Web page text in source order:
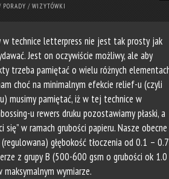
PORADY / WIZYTÓWKI
w technice letterpress nie jest tak prosty jak
Jest on oczywiście możliwy, ale aby
trzeba pamiętać o wielu różnych
choć na minimalnym efekcie relief-u (czyli
musimy pamiętać, iż w tej technice w
u rewers druku pozostawiamy płaski, a
się” w ramach grubości papieru. Nasze obecne
głębokość tłoczenia od 0.1 – 0.7
z grupy B (500-600 gsm o grubości ok 1.0
wymiarze.